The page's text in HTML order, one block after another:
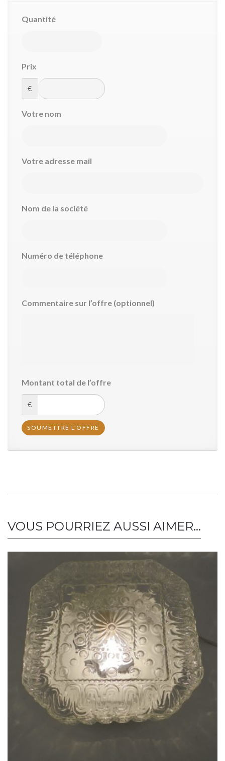
Quantité
Prix
€
Votre nom
Votre adresse mail
Nom de la société
Numéro de téléphone
Commentaire sur l’offre (optionnel)
Montant total de l’offre
€
VOUS POURRIEZ AUSSI AIMER…